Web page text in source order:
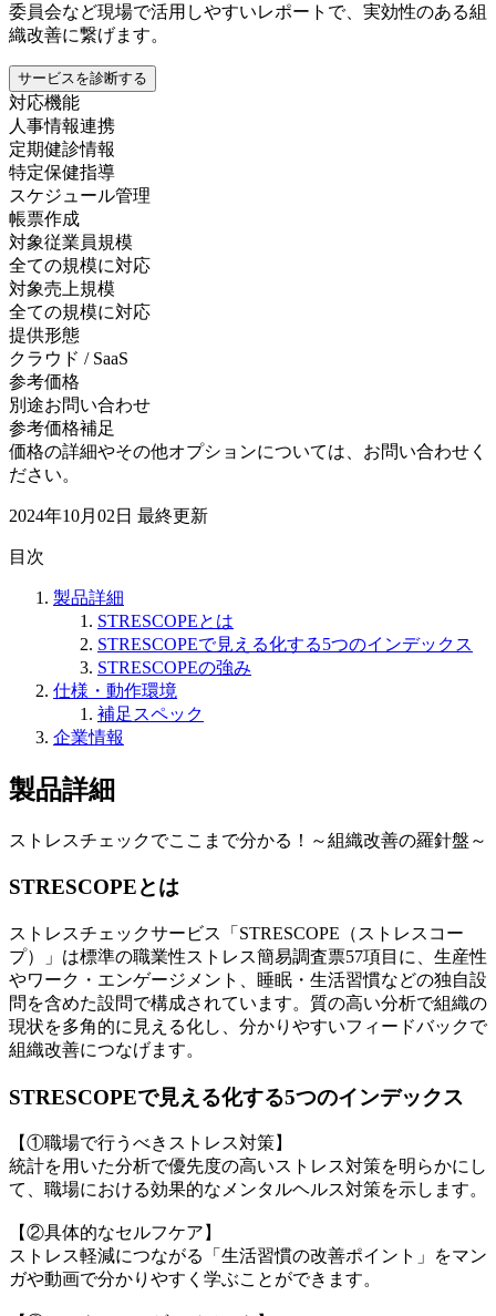
委員会など現場で活用しやすいレポートで、実効性のある組
織改善に繋げます。
サービスを診断する
対応機能
人事情報連携
定期健診情報
特定保健指導
スケジュール管理
帳票作成
対象従業員規模
全ての規模に対応
対象売上規模
全ての規模に対応
提供形態
クラウド / SaaS
参考価格
別途お問い合わせ
参考価格補足
価格の詳細やその他オプションについては、お問い合わせく
ださい。
2024年10月02日 最終更新
目次
製品詳細
STRESCOPEとは
STRESCOPEで見える化する5つのインデックス
STRESCOPEの強み
仕様・動作環境
補足スペック
企業情報
製品詳細
ストレスチェックでここまで分かる！～組織改善の羅針盤～
STRESCOPEとは
ストレスチェックサービス「STRESCOPE（ストレスコー
プ）」は標準の職業性ストレス簡易調査票57項目に、生産性
やワーク・エンゲージメント、睡眠・生活習慣などの独自設
問を含めた設問で構成されています。質の高い分析で組織の
現状を多角的に見える化し、分かりやすいフィードバックで
組織改善につなげます。
STRESCOPEで見える化する5つのインデックス
【①職場で行うべきストレス対策】
統計を用いた分析で優先度の高いストレス対策を明らかにし
て、職場における効果的なメンタルヘルス対策を示します。
【②具体的なセルフケア】
ストレス軽減につながる「生活習慣の改善ポイント」をマン
ガや動画で分かりやすく学ぶことができます。